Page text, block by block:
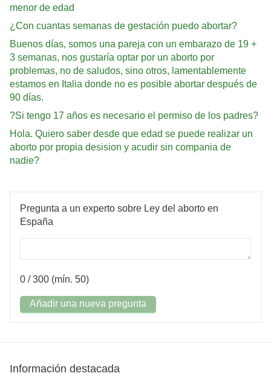
menor de edad
¿Con cuantas semanas de gestación puedo abortar?
Buenos días, somos una pareja con un embarazo de 19 +
3 semanas, nos gustaría optar por un aborto por
problemas, no de saludos, sino otros, lamentablemente
estamos en Italia donde no es posible abortar después de
90 días.
?Si tengo 17 años es necesario el permiso de los padres?
Hola. Quiero saber desde que edad se puede realizar un
aborto por propia desision y acudir sin compania de
nadie?
Pregunta a un experto sobre Ley del aborto en
España
0 / 300 (mín. 50)
Añadir una nueva pregunta
Información destacada